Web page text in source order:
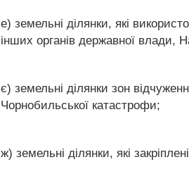
е) земельні ділянки, які
інших органів державної влади,
є) земельні ділянки зон
Чорнобильської катастрофи;
ж) земельні ділянки, які